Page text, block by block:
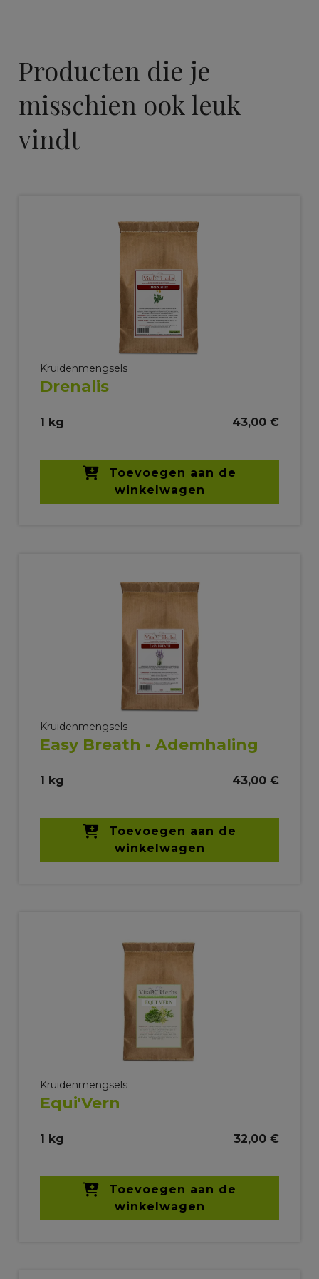
Producten die je
misschien ook leuk
vindt
Kruidenmengsels
Drenalis
1 kg 43,00 €
Toevoegen aan de
winkelwagen
Kruidenmengsels
Easy Breath - Ademhaling
1 kg 43,00 €
Toevoegen aan de
winkelwagen
Kruidenmengsels
Equi'Vern
1 kg 32,00 €
Toevoegen aan de
winkelwagen